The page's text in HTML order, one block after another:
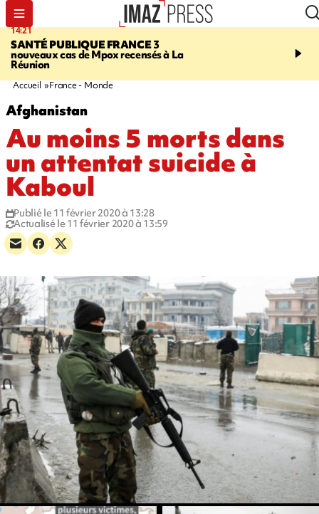
14:21
SANTÉ PUBLIQUE FRANCE3
nouveaux cas de Mpox recensés à La
Réunion
16:16
vendues chez
Accueil France - Monde
Afghanistan
Au moins 5 morts dans
un attentat suicide à
Kaboul
Publié le 11 février 2020 à 13:28
Actualisé le 11 février 2020 à 13:59